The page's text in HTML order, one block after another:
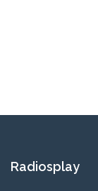
Radiosplay